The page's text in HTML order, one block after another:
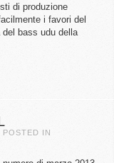
di produzione
i favori del
bass udu della
. POSTED IN